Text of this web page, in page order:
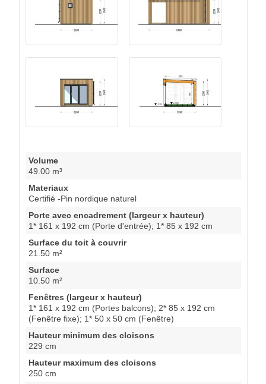
Volume
49.00 m³
Materiaux
Certifié -Pin nordique naturel
Porte avec encadrement (largeur x hauteur)
1* 161 x 192 cm (Porte d'entrée); 1* 85 x 192 cm
Surface du toit à couvrir
21.50 m²
Surface
10.50 m²
Fenêtres (largeur x hauteur)
1* 161 x 192 cm (Portes balcons); 2* 85 x 192 cm
(Fenêtre fixe); 1* 50 x 50 cm (Fenêtre)
Hauteur minimum des cloisons
229 cm
Hauteur maximum des cloisons
250 cm